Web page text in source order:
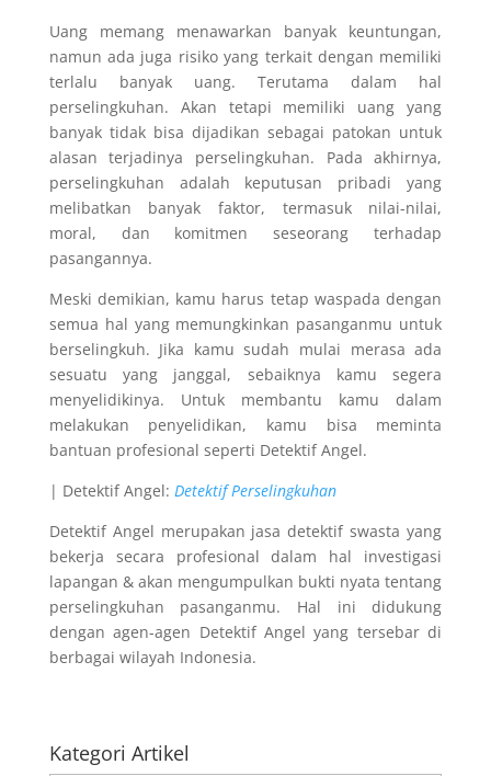
Uang memang menawarkan banyak keuntungan,
namun ada juga risiko yang terkait dengan memiliki
terlalu banyak uang. Terutama dalam hal
perselingkuhan. Akan tetapi memiliki uang yang
banyak tidak bisa dijadikan sebagai patokan untuk
alasan terjadinya perselingkuhan. Pada akhirnya,
perselingkuhan adalah keputusan pribadi yang
melibatkan banyak faktor, termasuk nilai-nilai,
moral, dan komitmen seseorang terhadap
pasangannya.
Meski demikian, kamu harus tetap waspada dengan
semua hal yang memungkinkan pasanganmu untuk
berselingkuh. Jika kamu sudah mulai merasa ada
sesuatu yang janggal, sebaiknya kamu segera
menyelidikinya. Untuk membantu kamu dalam
melakukan penyelidikan, kamu bisa meminta
bantuan profesional seperti Detektif Angel.
| Detektif Angel: Detektif Perselingkuhan
Detektif Angel merupakan jasa detektif swasta yang
bekerja secara profesional dalam hal investigasi
lapangan & akan mengumpulkan bukti nyata tentang
perselingkuhan pasanganmu. Hal ini didukung
dengan agen-agen Detektif Angel yang tersebar di
berbagai wilayah Indonesia.
Kategori Artikel